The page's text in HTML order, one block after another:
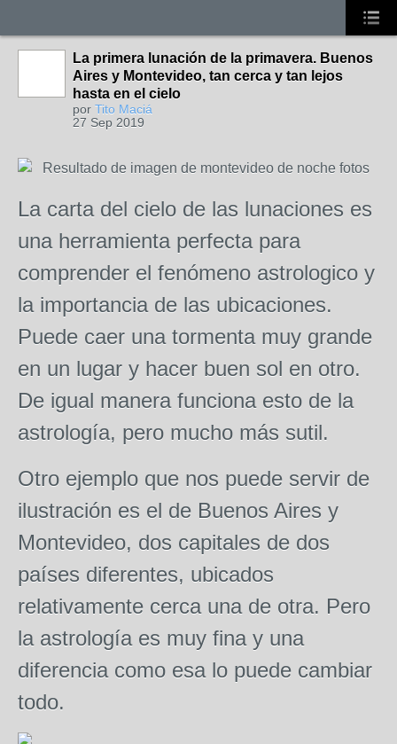
La primera lunación de la primavera. Buenos
Aires y Montevideo, tan cerca y tan lejos
hasta en el cielo
por Tito Maciá
27 Sep 2019
La carta del cielo de las lunaciones es
una herramienta perfecta para
comprender el fenómeno astrologico y
la importancia de las ubicaciones.
Puede caer una tormenta muy grande
en un lugar y hacer buen sol en otro.
De igual manera funciona esto de la
astrología, pero mucho más sutil.
Otro ejemplo que nos puede servir de
ilustración es el de Buenos Aires y
Montevideo, dos capitales de dos
países diferentes, ubicados
relativamente cerca una de otra. Pero
la astrología es muy fina y una
diferencia como esa lo puede cambiar
todo.